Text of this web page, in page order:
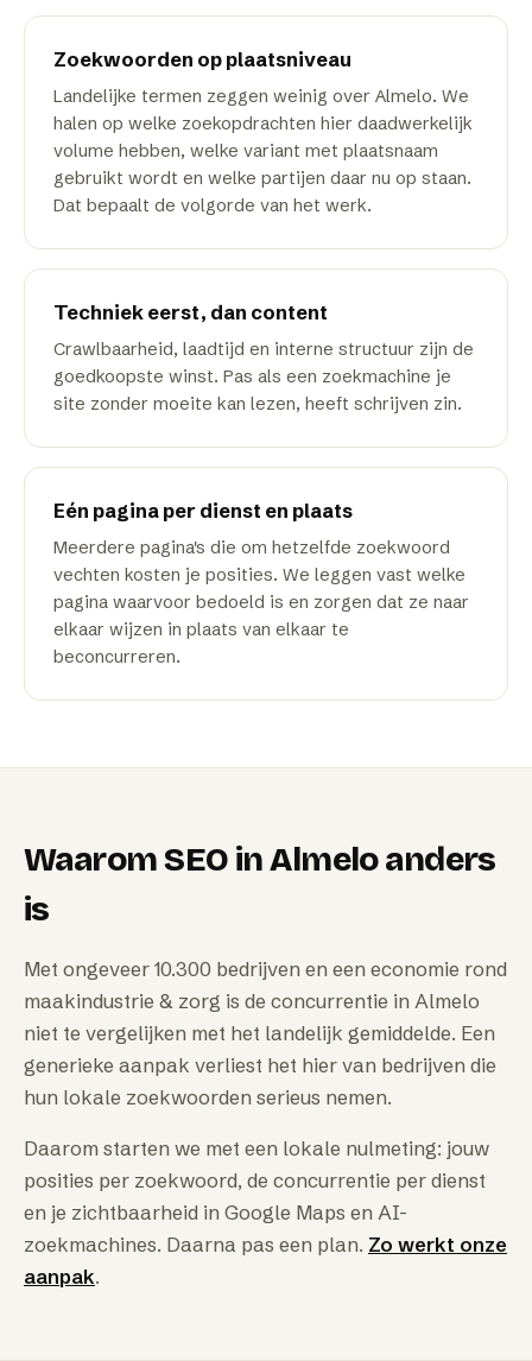
Zoekwoorden op plaatsniveau
Landelijke termen zeggen weinig over Almelo. We
halen op welke zoekopdrachten hier daadwerkelijk
volume hebben, welke variant met plaatsnaam
gebruikt wordt en welke partijen daar nu op staan.
Dat bepaalt de volgorde van het werk.
Techniek eerst, dan content
Crawlbaarheid, laadtijd en interne structuur zijn de
goedkoopste winst. Pas als een zoekmachine je
site zonder moeite kan lezen, heeft schrijven zin.
Eén pagina per dienst en plaats
Meerdere pagina's die om hetzelfde zoekwoord
vechten kosten je posities. We leggen vast welke
pagina waarvoor bedoeld is en zorgen dat ze naar
elkaar wijzen in plaats van elkaar te
beconcurreren.
WaaromSEO inAlmeloanders
is
Met ongeveer 10.300 bedrijven en een economie rond
maakindustrie & zorg is de concurrentie in Almelo
niet te vergelijken met het landelijk gemiddelde. Een
generieke aanpak verliest het hier van bedrijven die
hun lokale zoekwoorden serieus nemen.
Daarom starten we met een lokale nulmeting: jouw
posities per zoekwoord, de concurrentie per dienst
en je zichtbaarheid in Google Maps en AI-
zoekmachines. Daarna pas een plan. Zo werkt onze
aanpak.